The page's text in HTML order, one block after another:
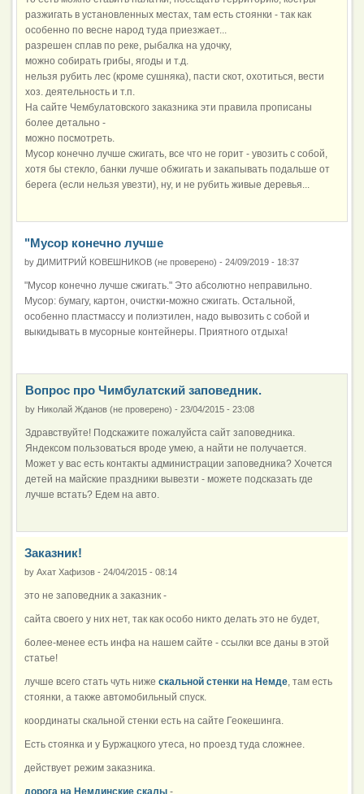
разжигать в установленных местах, там есть стоянки - так как
особенно по весне народ туда приезжает...
разрешен сплав по реке, рыбалка на удочку,
можно собирать грибы, ягоды и т.д.
нельзя рубить лес (кроме сушняка), пасти скот, охотиться, вести
хоз. деятельность и т.п.
На сайте Чембулатовского заказника эти правила прописаны
более детально -
можно посмотреть.
Мусор конечно лучше сжигать, все что не горит - увозить с собой,
хотя бы стекло, банки лучше обжигать и закапывать подальше от
берега (если нельзя увезти), ну, и не рубить живые деревья...
"Мусор конечно лучше
by ДИМИТРИЙ КОВЕШНИКОВ (не проверено) - 24/09/2019 - 18:37
"Мусор конечно лучше сжигать." Это абсолютно неправильно.
Мусор: бумагу, картон, очистки-можно сжигать. Остальной,
особенно пластмассу и полиэтилен, надо вывозить с собой и
выкидывать в мусорные контейнеры. Приятного отдыха!
Вопрос про Чимбулатский заповедник.
by Николай Жданов (не проверено) - 23/04/2015 - 23:08
Здравствуйте! Подскажите пожалуйста сайт заповедника.
Яндексом пользоваться вроде умею, а найти не получается.
Может у вас есть контакты администрации заповедника? Хочется
детей на майские праздники вывезти - можете подсказать где
лучше встать? Едем на авто.
Заказник!
by Ахат Хафизов - 24/04/2015 - 08:14
это не заповедник а заказник -
сайта своего у них нет, так как особо никто делать это не будет,
более-менее есть инфа на нашем сайте - ссылки все даны в этой
статье!
лучше всего стать чуть ниже скальной стенки на Немде , там есть
стоянки, а также автомобильный спуск.
координаты скальной стенки есть на сайте Геокешинга.
Есть стоянка и у Буржацкого утеса, но проезд туда сложнее.
действует режим заказника.
дорога на Немдинские скалы -